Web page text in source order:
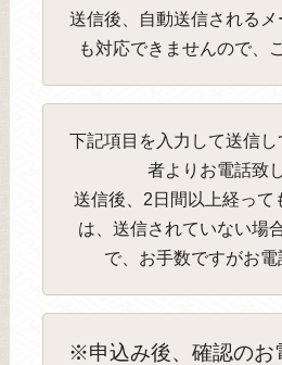
送信後、自動送信される
も対応できませんので、
下記項目を入力して送信
者よりお電話致
送信後、2日間以上経って
は、送信されていない場
で、お手数ですがお電
※申込み後、確認のお